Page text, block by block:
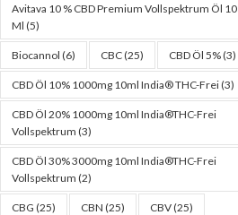
Avitava 10 % CBD Premium Vollspektrum Öl 10
Ml (5)
Biocannol (6) CBC(25) CBD Öl 5%(3)
CBD Öl 10% 1000mg 10ml India® THC-Frei(3)
CBD Öl 20% 1000mg 10ml India®THC-Frei
Vollspektrum (3)
CBD Öl 30% 3000mg 10ml India®THC-Frei
Vollspektrum (2)
CBG (25) CBN (25) CBV(25)